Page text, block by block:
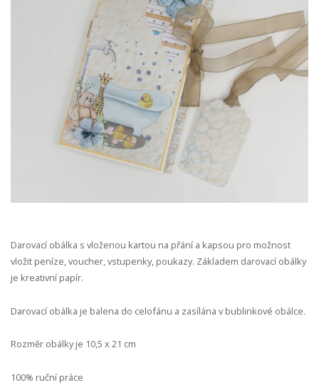
Darovací obálka s vloženou kartou na přání a kapsou pro možnost
vložit peníze, voucher, vstupenky, poukazy. Základem darovací obálky
je kreativní papír.
Darovací obálka je balena do celofánu a zasílána v bublinkové obálce.
Rozměr obálky je 10,5 x 21 cm
100% ruční práce